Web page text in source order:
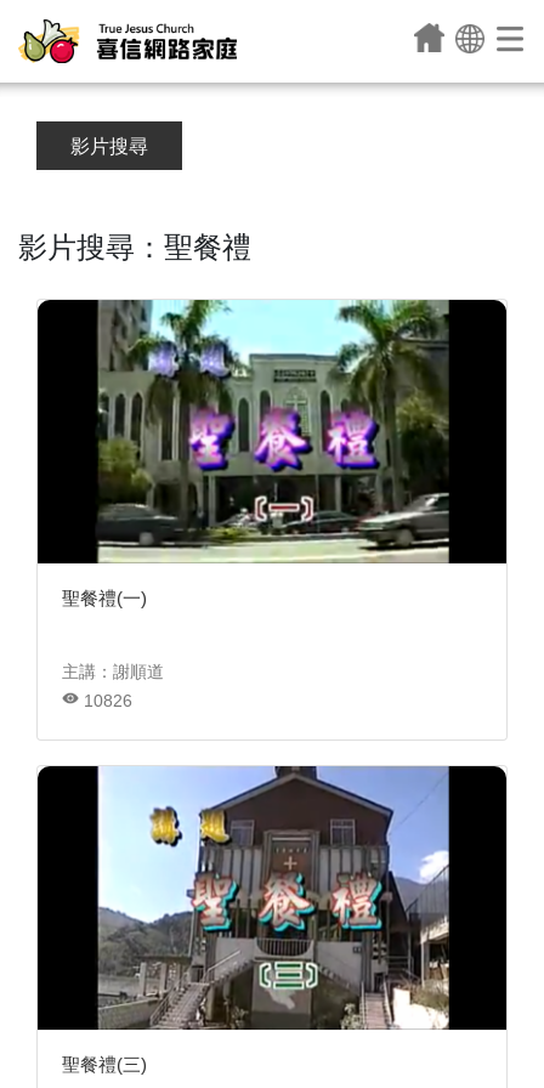
影片搜尋
影片搜尋：聖餐禮
聖餐禮(一)
主講：謝順道
10826
聖餐禮(三)